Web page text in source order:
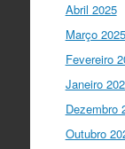
I
Abril 2025
Março 2025
Fevereiro
Janeiro
Dezembro
Outubro